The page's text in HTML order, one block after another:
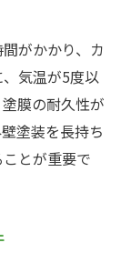
がかかり、カ
気温が5度以
膜の耐久性が
塗装を長持ち
とが重要で